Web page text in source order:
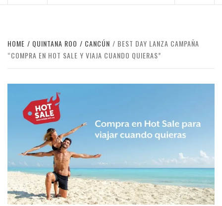
HOME QUINTANA ROO CANCÚN
BEST DAY LANZA CAMPAÑA
“COMPRA EN HOT SALE Y VIAJA CUANDO QUIERAS”